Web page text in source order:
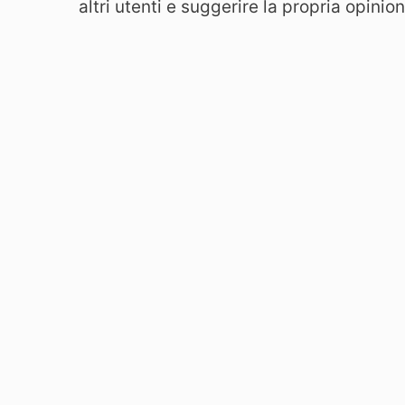
altri utenti e suggerire la propria